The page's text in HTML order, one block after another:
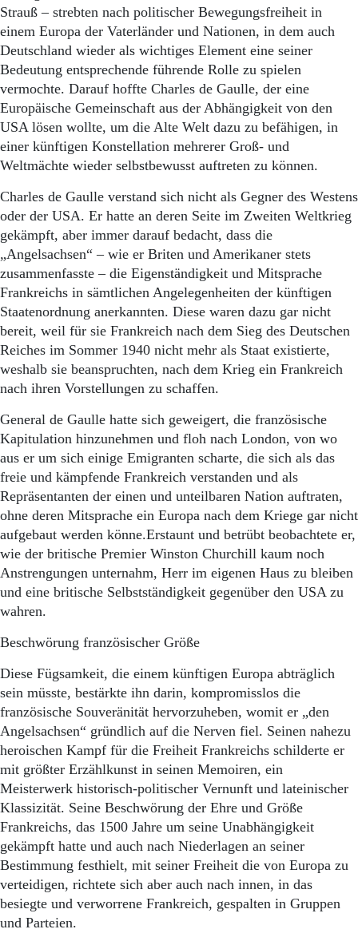
Strauß – strebten nach politischer Bewegungsfreiheit in
einem Europa der Vaterländer und Nationen, in dem auch
Deutschland wieder als wichtiges Element eine seiner
Bedeutung entsprechende führende Rolle zu spielen
vermochte. Darauf hoffte Charles de Gaulle, der eine
Europäische Gemeinschaft aus der Abhängigkeit von den
USA lösen wollte, um die Alte Welt dazu zu befähigen, in
einer künftigen Konstellation mehrerer Groß- und
Weltmächte wieder selbstbewusst auftreten zu können.
Charles de Gaulle verstand sich nicht als Gegner des Westens
oder der USA. Er hatte an deren Seite im Zweiten Weltkrieg
gekämpft, aber immer darauf bedacht, dass die
„Angelsachsen“ – wie er Briten und Amerikaner stets
zusammenfasste – die Eigenständigkeit und Mitsprache
Frankreichs in sämtlichen Angelegenheiten der künftigen
Staatenordnung anerkannten. Diese waren dazu gar nicht
bereit, weil für sie Frankreich nach dem Sieg des Deutschen
Reiches im Sommer 1940 nicht mehr als Staat existierte,
weshalb sie beanspruchten, nach dem Krieg ein Frankreich
nach ihren Vorstellungen zu schaffen.
General de Gaulle hatte sich geweigert, die französische
Kapitulation hinzunehmen und floh nach London, von wo
aus er um sich einige Emigranten scharte, die sich als das
freie und kämpfende Frankreich verstanden und als
Repräsentanten der einen und unteilbaren Nation auftraten,
ohne deren Mitsprache ein Europa nach dem Kriege gar nicht
aufgebaut werden könne.Erstaunt und betrübt beobachtete er,
wie der britische Premier Winston Churchill kaum noch
Anstrengungen unternahm, Herr im eigenen Haus zu bleiben
und eine britische Selbstständigkeit gegenüber den USA zu
wahren.
Beschwörung französischer Größe
Diese Fügsamkeit, die einem künftigen Europa abträglich
sein müsste, bestärkte ihn darin, kompromisslos die
französische Souveränität hervorzuheben, womit er „den
Angelsachsen“ gründlich auf die Nerven fiel. Seinen nahezu
heroischen Kampf für die Freiheit Frankreichs schilderte er
mit größter Erzählkunst in seinen Memoiren, ein
Meisterwerk historisch-politischer Vernunft und lateinischer
Klassizität. Seine Beschwörung der Ehre und Größe
Frankreichs, das 1500 Jahre um seine Unabhängigkeit
gekämpft hatte und auch nach Niederlagen an seiner
Bestimmung festhielt, mit seiner Freiheit die von Europa zu
verteidigen, richtete sich aber auch nach innen, in das
besiegte und verworrene Frankreich, gespalten in Gruppen
und Parteien.